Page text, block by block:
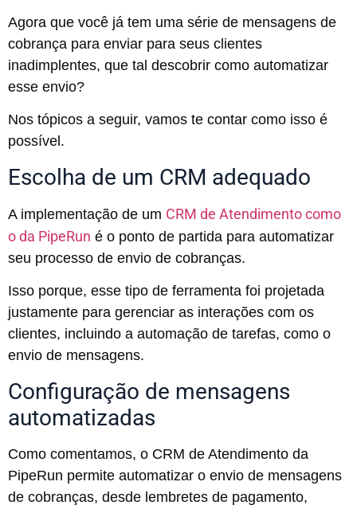
Agora que você já tem uma série de mensagens de
cobrança para enviar para seus clientes
inadimplentes, que tal descobrir como automatizar
esse envio?
Nos tópicos a seguir, vamos te contar como isso é
possível.
Escolha de um CRM adequado
A implementação de um CRM de Atendimento como
o da PipeRun é o ponto de partida para automatizar
seu processo de envio de cobranças.
Isso porque, esse tipo de ferramenta foi projetada
justamente para gerenciar as interações com os
clientes, incluindo a automação de tarefas, como o
envio de mensagens.
Configuração de mensagens
automatizadas
Como comentamos, o CRM de Atendimento da
PipeRun permite automatizar o envio de mensagens
de cobranças, desde lembretes de pagamento,